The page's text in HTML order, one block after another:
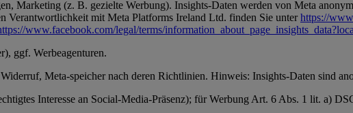
Marketing (z. B. gezielte Werbung). Insights-Daten werden von Meta
Verantwortlichkeit mit Meta Platforms Ireland Ltd. finden Sie unterhttps://
www.facebook.com/legal/terms/
ggf. Werbeagenturen.
Meta-speicher nach deren Richtlinien. Hinweis: Insights-Daten sind
Interesse an Social-Media-Präsenz); für Werbung Art. 6 Abs. 1 lit. a)